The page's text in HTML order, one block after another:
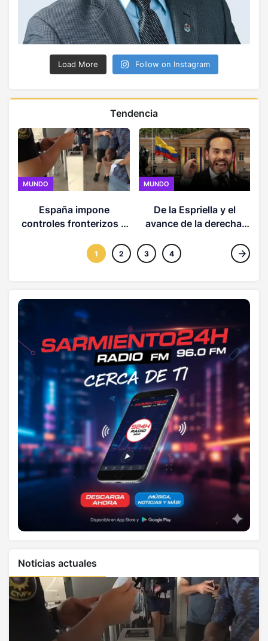
Load More Follow on Instagram
Tendencia
MUNDO
España impone
controles fronterizos a
represalia por crisis de
MUNDO
De la Espriella y el
avance de la derecha:
Colombia y América
1 2 3 4
Noticias actuales